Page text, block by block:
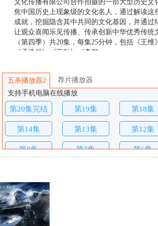
文化传播有限公司合作拍摄的一部大型历史文
焦中国历史上现象级的文化名人，通过解读这
成就，挖掘隐含其中共同的文化基因，并通过
让观众喜闻乐见传播、传承创新中华优秀传统
（第四季）共20集，每集25分钟，包括《王维
《孟浩然》《王勃》《李贺 …
五杀播放器2
荐片播放器
支持手机电脑在线播放
第20集完结 第19集 第18集
第14集 第13集 第12集
第8集 第7集 第6集